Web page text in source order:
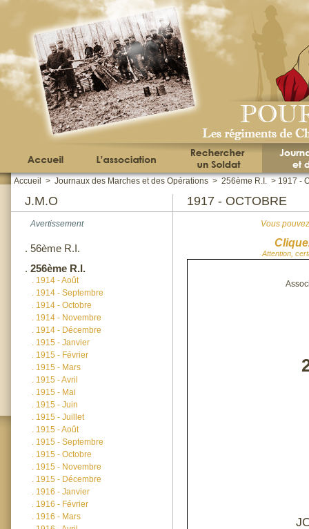
Accueil > Journaux des Marches et des Opérations > 256ème R.I. > 1917 -
J.M.O 1917 - OCTOBRE
Avertissement
. 56ème R.I.
. 256ème R.I.
. 1914 - Août
. 1914 - Septembre
. 1914 - Octobre
. 1914 - Novembre
. 1914 - Décembre
. 1915 - Janvier
. 1915 - Février
. 1915 - Mars
. 1915 - Avril
. 1915 - Mai
. 1915 - Juin
. 1915 - Juillet
. 1915 - Août
. 1915 - Septembre
. 1915 - Octobre
. 1915 - Novembre
. 1915 - Décembre
. 1916 - Janvier
. 1916 - Février
. 1916 - Mars
Vous
Attention,